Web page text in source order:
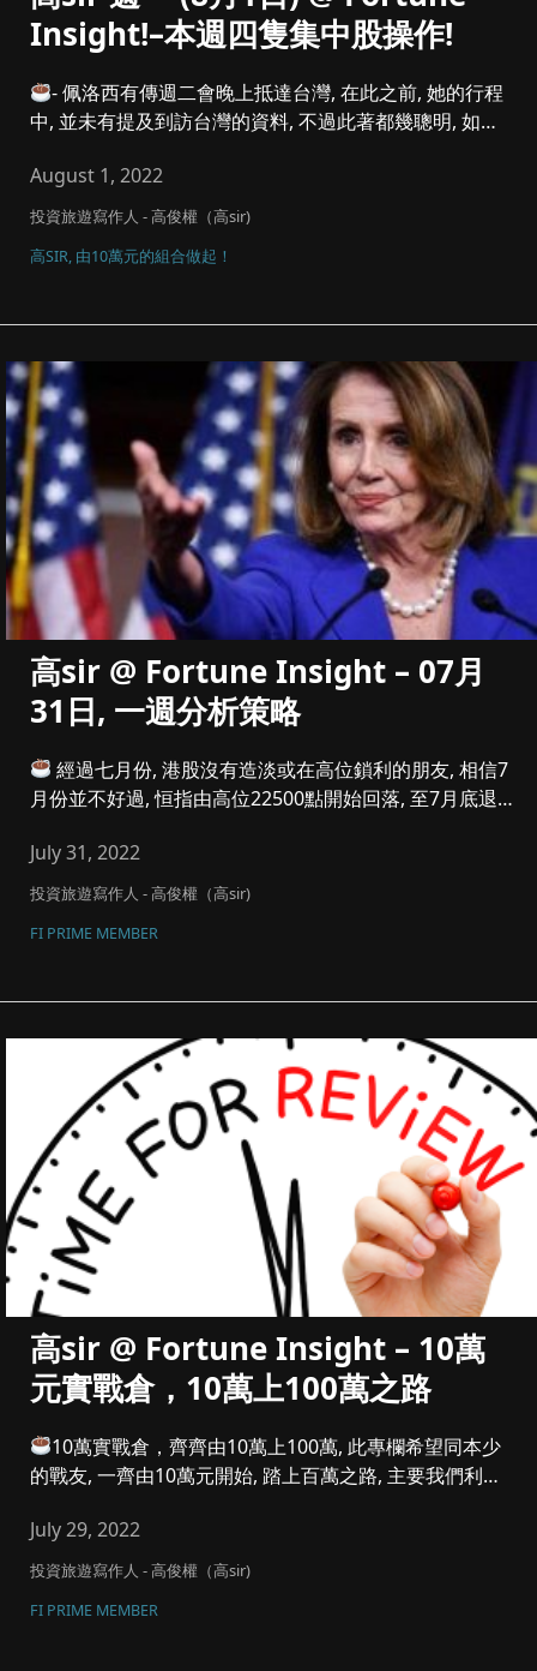
Insight!–本週四隻集中股操作!
- 佩洛西有傳週二會晚上抵達台灣, 在此之前, 她的行程
中, 並未有提及到訪台灣的資料, 不過此著都幾聰明, 如果
August 1, 2022
投資旅遊寫作人 - 高俊權（高sir)
高SIR, 由10萬元的組合做起！
高sir @ Fortune Insight – 07月
31日, 一週分析策略
經過七月份, 港股沒有造淡或在高位鎖利的朋友, 相信7
月份並不好過, 恒指由高位22500點開始回落, 至7月底退
July 31, 2022
投資旅遊寫作人 - 高俊權（高sir)
FI PRIME MEMBER
高sir @ Fortune Insight – 10萬
元實戰倉，10萬上100萬之路
10萬實戰倉，齊齊由10萬上100萬, 此專欄希望同本少
的戰友, 一齊由10萬元開始, 踏上百萬之路, 主要我們利潤
July 29, 2022
投資旅遊寫作人 - 高俊權（高sir)
FI PRIME MEMBER